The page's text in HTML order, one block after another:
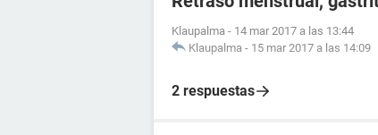
Klaupalma - 14 mar 2017 a las 13:44
Klaupalma - 15 mar 2017 a las 14:09
2 respuestas